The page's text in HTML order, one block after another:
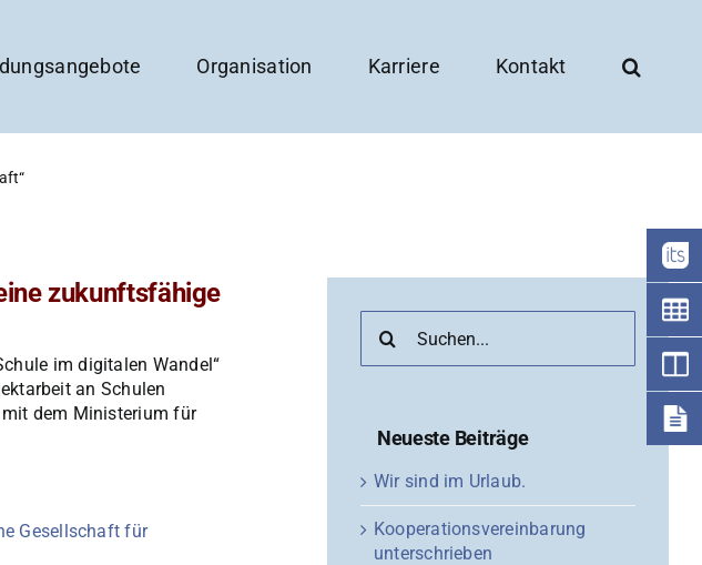
Organisation Karriere Kontakt
zukunftsfähige
im digitalen Wandel“
an Schulen
dem Ministerium für
Gesellschaft für
nach:
Neueste Beiträge
Wir sind im Urlaub.
Kooperationsvereinbarung
unterschrieben